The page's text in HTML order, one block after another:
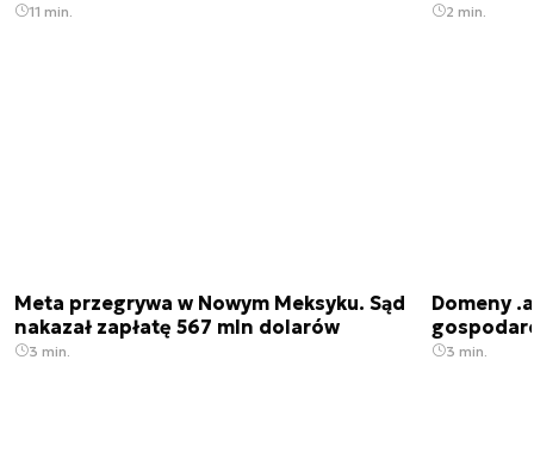
11 min. 2 min.
Meta przegrywa w Nowym Meksyku. Sąd
nakazał zapłatę 567 mln dolarów
3 min.
Domeny
3 min.